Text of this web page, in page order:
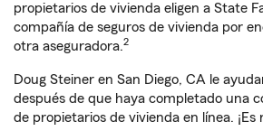
propietarios de vivienda eligen a State
compañía de seguros de vivienda por
otra aseguradora.2
Doug Steiner en San Diego, CA le
después de que haya completado una
de propietarios de vivienda en línea. ¡Es